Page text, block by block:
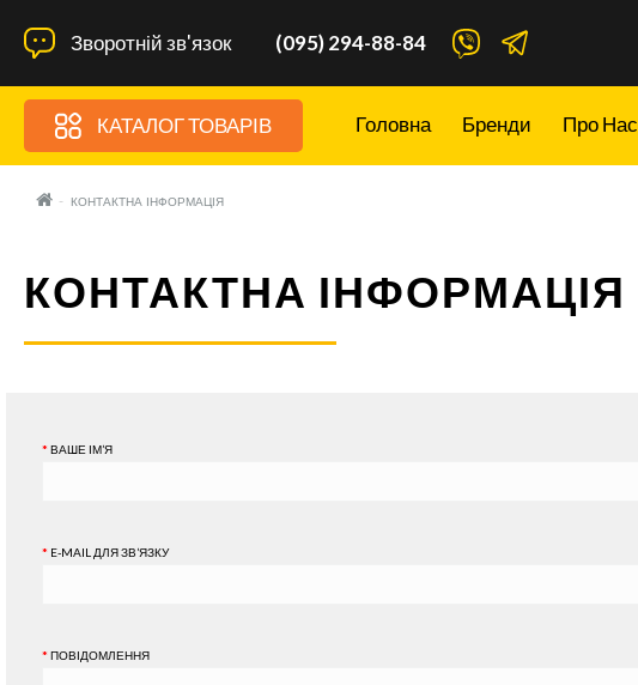
Зворотній зв'язок (095) 294-88-84
КАТАЛОГ ТОВАРІВ Головна Бренди Про Нас
КОНТАКТНА ІНФОРМАЦІЯ
КОНТАКТНА ІНФОРМАЦІЯ
ВАШЕ ІМ’Я
E-MAIL ДЛЯ ЗВ’ЯЗКУ
ПОВІДОМЛЕННЯ